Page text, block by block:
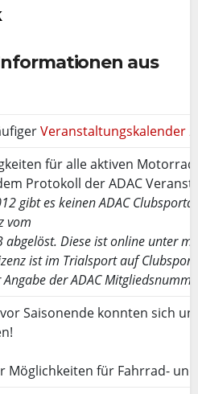
aus
Veranstaltungskalender
für alle aktiven
Protokoll der ADAC
gibt es keinen ADAC
vom
abgelöst. Diese ist online unter
ist im Trialsport auf
Angabe der ADAC
Saisonende konnten sich
Möglichkeiten für Fahrrad-